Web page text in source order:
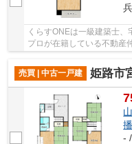
くらすONEは一級建築士
プロが在籍している不動産
売買 | 中古一戸建
姫路市
-